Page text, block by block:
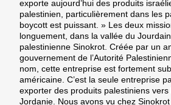
exporte aujourd’hui des produits
palestinien, particulièrement dans les
boycott est puissant. » Les deux
longuement, dans la vallée du
palestinienne Sinokrot. Créée par un
gouvernement de l’Autorité
nom, cette entreprise est fortement
américaine. C’est la seule entreprise
exporter des produits palestiniens
Jordanie. Nous avons vu chez